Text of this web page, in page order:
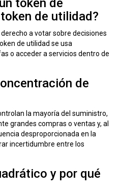
token de
de utilidad?
a votar sobre decisiones
de utilidad se usa
o acceder a servicios dentro de
de
la mayoría del suministro,
grandes compras o ventas y, al
desproporcionada en la
incertidumbre entre los
y por qué